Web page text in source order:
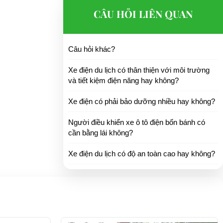
CÂU HỎI LIÊN QUAN
Câu hỏi khác?
Xe điện du lịch có thân thiện với môi trường
và tiết kiệm điện năng hay không?
Xe điện có phải bảo dưỡng nhiều hay không?
Người điều khiển xe ô tô điện bốn bánh có
cần bằng lái không?
Xe điện du lịch có độ an toàn cao hay không?